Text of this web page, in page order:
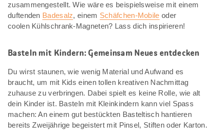
zusammengestellt. Wie wäre es beispielsweise mit einem
duftenden Badesalz, einem Schäfchen-Mobile oder
coolen Kühlschrank-Magneten? Lass dich inspirieren!
Basteln mit Kindern: Gemeinsam Neues entdecken
Du wirst staunen, wie wenig Material und Aufwand es
braucht, um mit Kids einen tollen kreativen Nachmittag
zuhause zu verbringen. Dabei spielt es keine Rolle, wie alt
dein Kinder ist. Basteln mit Kleinkindern kann viel Spass
machen: An einem gut bestückten Basteltisch hantieren
bereits Zweijährige begeistert mit Pinsel, Stiften oder Karton.